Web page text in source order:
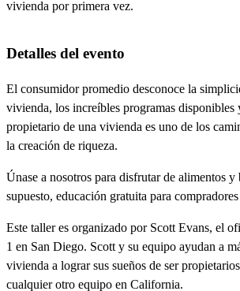
vivienda por primera vez.
Detalles del evento
El consumidor promedio desconoce la
vivienda, los increíbles programas disponibles
propietario de una vivienda es uno de los
la creación de riqueza.
Únase a nosotros para disfrutar de alimentos y
supuesto, educación gratuita para
Este taller es organizado por Scott Evans, el
1 en San Diego. Scott y su equipo ayudan a
vivienda a lograr sus sueños de ser
cualquier otro equipo en California.